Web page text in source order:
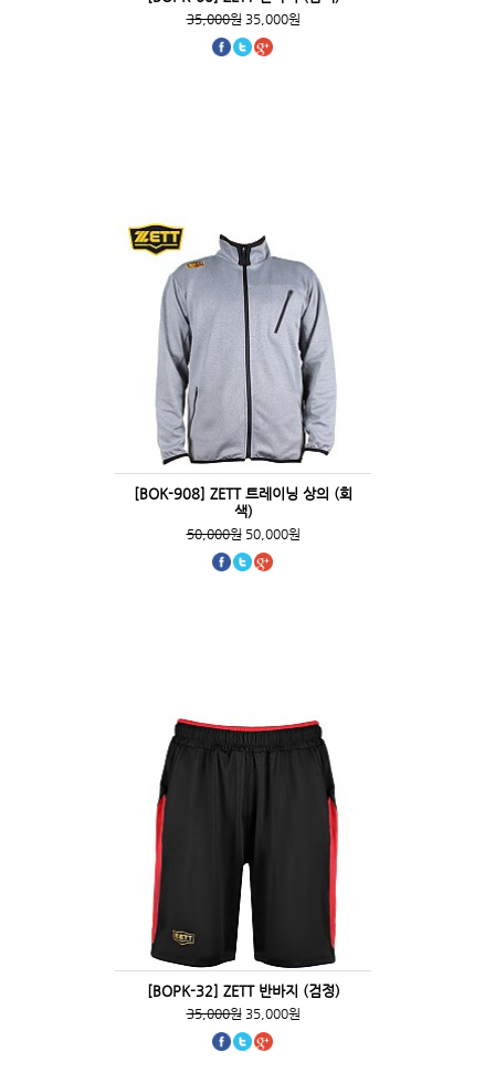
35,000원35,000원
[BOK-908] ZETT 트레이닝 상의 (회
색)
50,000원50,000원
[BOPK-32] ZETT 반바지 (검정)
35,000원35,000원